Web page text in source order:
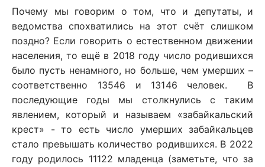
Почему мы говорим о том, что и депутаты, и
ведомства спохватились на этот счёт слишком
поздно? Если говорить о естественном движении
населения, то ещё в 2018 году число родившихся
было пусть ненамного, но больше, чем умерших –
соответственно 13546 и 13146 человек. В
последующие годы мы столкнулись с таким
явлением, который и называем «забайкальский
крест» - то есть число умерших забайкальцев
стало превышать количество родившихся. В 2022
году родилось 11122 младенца (заметьте, что за